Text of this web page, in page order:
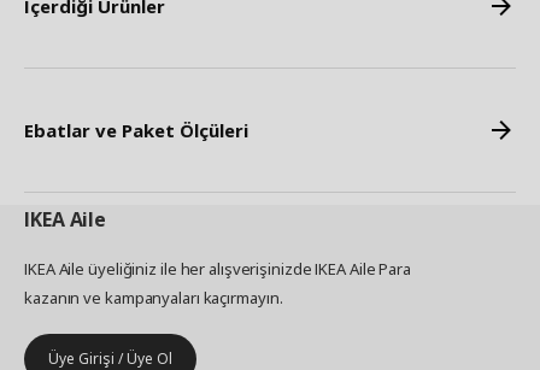
İçerdiği Ürünler
Ebatlar ve Paket Ölçüleri
IKEAAile
IKEA Aile üyeliğiniz ile her alışverişinizde IKEA Aile Para
kazanın ve kampanyaları kaçırmayın.
Üye Girişi / Üye Ol